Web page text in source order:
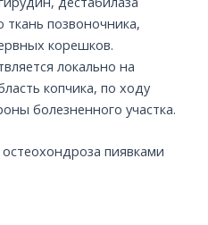
позвоночника,
корешков.
локально на
копчика, по ходу
болезненного участка.
пиявками